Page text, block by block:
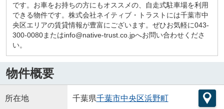
です。お車をお持ちの方にもオススメの、自走式駐車場を利用
できる物件です。株式会社ネイティブ・トラストには千葉市中
央区エリアの賃貸情報が豊富にございます。ぜひお気軽に043-
300-0080またはinfo@native-trust.co.jpへお問い合わせくださ
い。
物件概要
所在地 千葉県千葉市中央区浜野町